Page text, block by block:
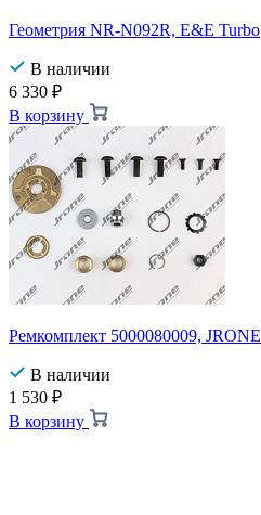
Геометрия NR-N092R, E&E Turbo
В наличии
6 330 ₽
В корзину
Ремкомплект 5000080009, JRONE
В наличии
1 530 ₽
В корзину